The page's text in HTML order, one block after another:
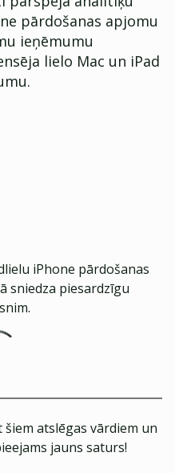
pārdošanas apjomu
ieņēmumu
lielo Mac un iPad
iPhone pārdošanas
sniedza piesardzīgu
šiem atslēgas vārdiem un
jauns saturs!